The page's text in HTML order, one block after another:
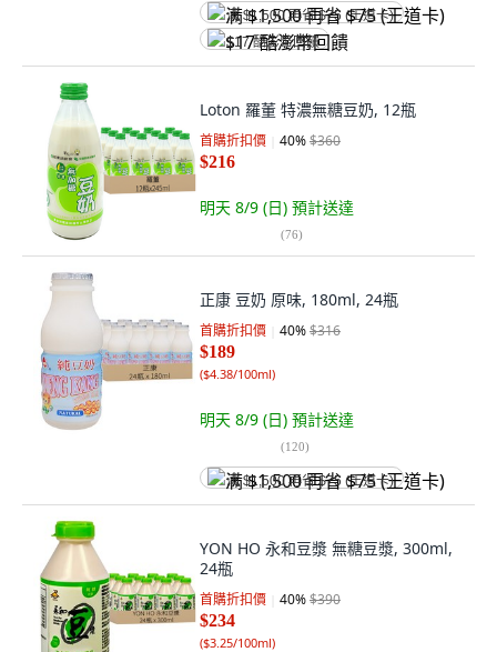
满 $1,500 再省 $75 (王道卡)
$17 酷澎幣回饋
Loton 羅董 特濃無糖豆奶, 12瓶
首購折扣價 40%$360
$216
明天 8/9 (日) 預計送達
(76)
正康 豆奶 原味, 180ml, 24瓶
首購折扣價 40%$316
$189
($4.38/100ml)
明天 8/9 (日) 預計送達
(120)
满 $1,500 再省 $75 (王道卡)
YON HO 永和豆漿 無糖豆漿, 300ml,
24瓶
首購折扣價 40%$390
$234
($3.25/100ml)